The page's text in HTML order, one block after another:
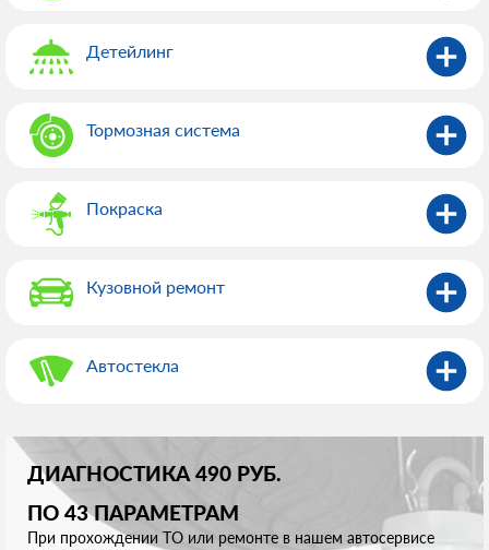
Детейлинг
Тормозная система
Покраска
Кузовной ремонт
Автостекла
ДИАГНОСТИКА 490 РУБ.
ПО 43 ПАРАМЕТРАМ
При прохождении ТО или ремонте в нашем автосервисе